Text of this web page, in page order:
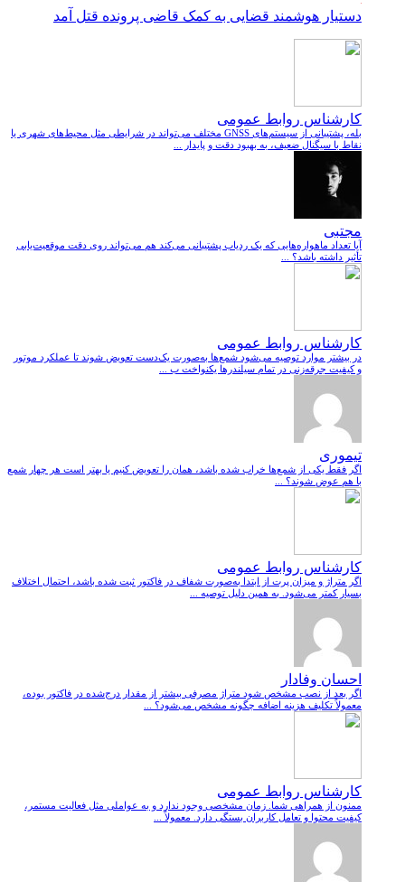
دستیار هوشمند قضایی به کمک قاضی پرونده قتل آمد
کارشناس روابط عمومی
بله، پشتیبانی از سیستم‌های GNSS مختلف می‌تواند در شرایطی مثل محیط‌های شهری یا
نقاط با سیگنال ضعیف، به بهبود دقت و پایدار ...
مجتبی
آیا تعداد ماهواره‌هایی که یک ردیاب پشتیبانی می‌کند هم می‌تواند روی دقت موقعیت‌یابی
تأثیر داشته باشد؟ ...
کارشناس روابط عمومی
در بیشتر موارد توصیه می‌شود شمع‌ها به‌صورت یک‌دست تعویض شوند تا عملکرد موتور
و کیفیت جرقه‌زنی در تمام سیلندرها یکنواخت ب ...
تیموری
اگر فقط یکی از شمع‌ها خراب شده باشد، همان را تعویض کنیم یا بهتر است هر چهار شمع
با هم عوض شوند؟ ...
کارشناس روابط عمومی
اگر متراژ و میزان پرت از ابتدا به‌صورت شفاف در فاکتور ثبت شده باشد، احتمال اختلاف
بسیار کمتر می‌شود. به همین دلیل توصیه ...
احسان وفادار
اگر بعد از نصب مشخص شود متراژ مصرفی بیشتر از مقدار درج‌شده در فاکتور بوده،
معمولاً تکلیف هزینه اضافه چگونه مشخص می‌شود؟ ...
کارشناس روابط عمومی
ممنون از همراهی شما. زمان مشخصی وجود ندارد و به عواملی مثل فعالیت مستمر،
کیفیت محتوا و تعامل کاربران بستگی دارد. معمولاً ...